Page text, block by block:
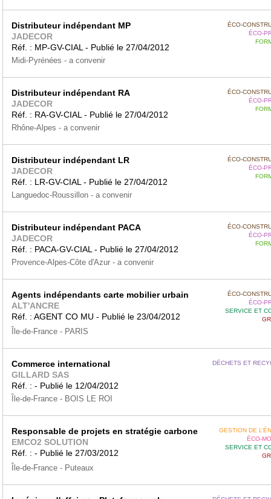
ÉCO-
ÉCO-
Distributeur indépendant MP
JADECOR
Réf. : MP-GV-CIAL - Publié le 27/04/2012
Midi-Pyrénées - a convenir
ÉCO-
ÉCO-
Distributeur indépendant RA
JADECOR
Réf. : RA-GV-CIAL - Publié le 27/04/2012
Rhône-Alpes - a convenir
ÉCO-
ÉCO-
Distributeur indépendant LR
JADECOR
Réf. : LR-GV-CIAL - Publié le 27/04/2012
Languedoc-Roussillon - a convenir
ÉCO-
ÉCO-
Distributeur indépendant PACA
JADECOR
Réf. : PACA-GV-CIAL - Publié le 27/04/2012
Provence-Alpes-Côte d'Azur - a convenir
ÉCO-
ÉCO-
SERVICE ET
Agents indépendants carte mobilier urbain
ALT'ANCRE
Réf. : AGENT CO MU - Publié le 23/04/2012
Île-de-France - PARIS
DÉCHETS ET
Commerce international
GILLARD SAS
Réf. : - Publié le 12/04/2012
Île-de-France - BOIS LE ROI
GESTION DE
ÉCO-
SERVICE ET
Responsable de projets en stratégie carbone
EMCO2 SOLUTION
Réf. : - Publié le 27/03/2012
Île-de-France - Puteaux